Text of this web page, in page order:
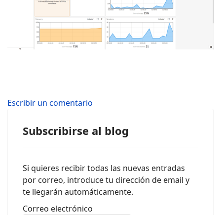
Escribir un comentario
Subscribirse al blog
Si quieres recibir todas las nuevas entradas
por correo, introduce tu dirección de email y
te llegarán automáticamente.
Correo electrónico